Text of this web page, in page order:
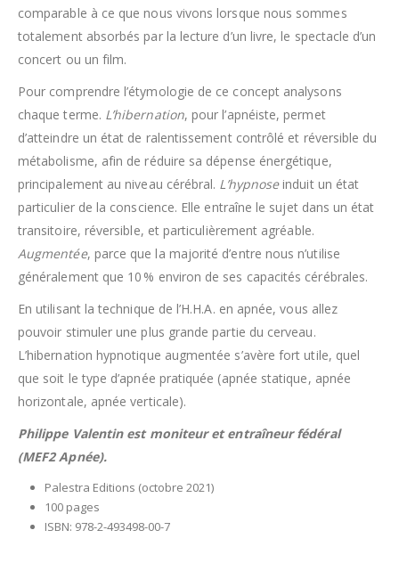
comparable à ce que nous vivons lorsque nous sommes
totalement absorbés par la lecture d’un livre, le spectacle d’un
concert ou un film.
Pour comprendre l’étymologie de ce concept analysons
chaque terme. L’hibernation, pour l’apnéiste, permet
d’atteindre un état de ralentissement contrôlé et réversible du
métabolisme, afin de réduire sa dépense énergétique,
principalement au niveau cérébral. L’hypnoseinduit un état
particulier de la conscience. Elle entraîne le sujet dans un état
transitoire, réversible, et particulièrement agréable.
Augmentée, parce que la majorité d’entre nous n’utilise
généralement que 10 % environ de ses capacités cérébrales.
En utilisant la technique de l’H.H.A. en apnée, vous allez
pouvoir stimuler une plus grande partie du cerveau.
L’hibernation hypnotique augmentée s’avère fort utile, quel
que soit le type d’apnée pratiquée (apnée statique, apnée
horizontale, apnée verticale).
Philippe Valentin est moniteur et entraîneur fédéral
(MEF2 Apnée).
Palestra Editions (octobre 2021)
100 pages
ISBN: 978-2-493498-00-7